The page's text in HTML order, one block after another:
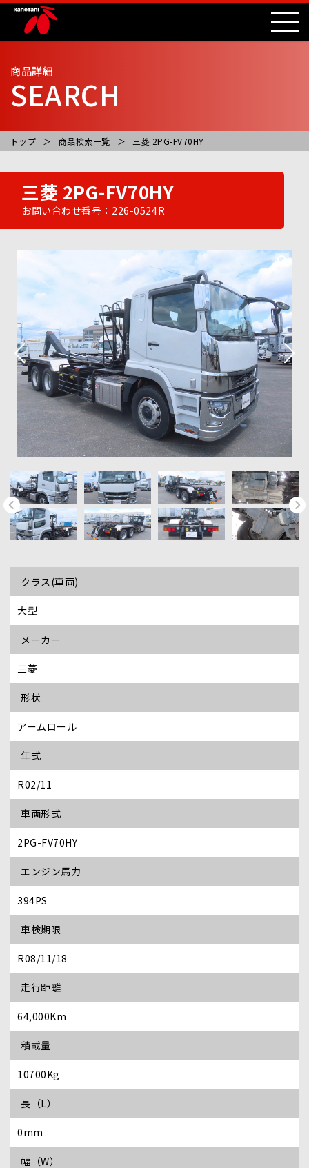
商品詳細
SEARCH
トップ 商品検索一覧 三菱 2PG-FV70HY
三菱 2PG-FV70HY
お問い合わせ番号：226-0524R
クラス(車両)
大型
メーカー
三菱
形状
アームロール
年式
R02/11
車両形式
2PG-FV70HY
エンジン馬力
394PS
車検期限
R08/11/18
走行距離
64,000Km
積載量
10700Kg
長（L）
0mm
幅（W）